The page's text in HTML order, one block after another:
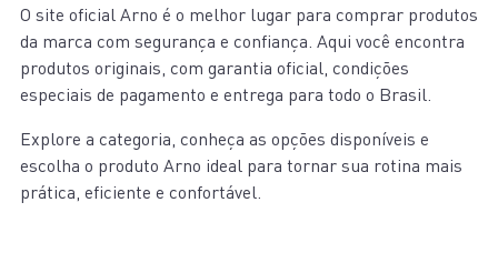
O site oficial Arno é o melhor lugar para comprar produtos
da marca com segurança e confiança. Aqui você encontra
produtos originais, com garantia oficial, condições
especiais de pagamento e entrega para todo o Brasil.
Explore a categoria, conheça as opções disponíveis e
escolha o produto Arno ideal para tornar sua rotina mais
prática, eficiente e confortável.